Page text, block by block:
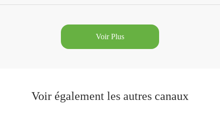
Voir Plus
Voir également les autres canaux